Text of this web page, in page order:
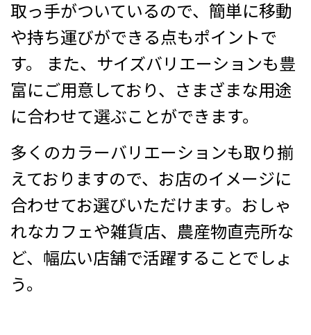
取っ手がついているので、簡単に移動
や持ち運びができる点もポイントで
す。 また、サイズバリエーションも豊
富にご用意しており、さまざまな用途
に合わせて選ぶことができます。
多くのカラーバリエーションも取り揃
えておりますので、お店のイメージに
合わせてお選びいただけます。おしゃ
れなカフェや雑貨店、農産物直売所な
ど、幅広い店舗で活躍することでしょ
う。